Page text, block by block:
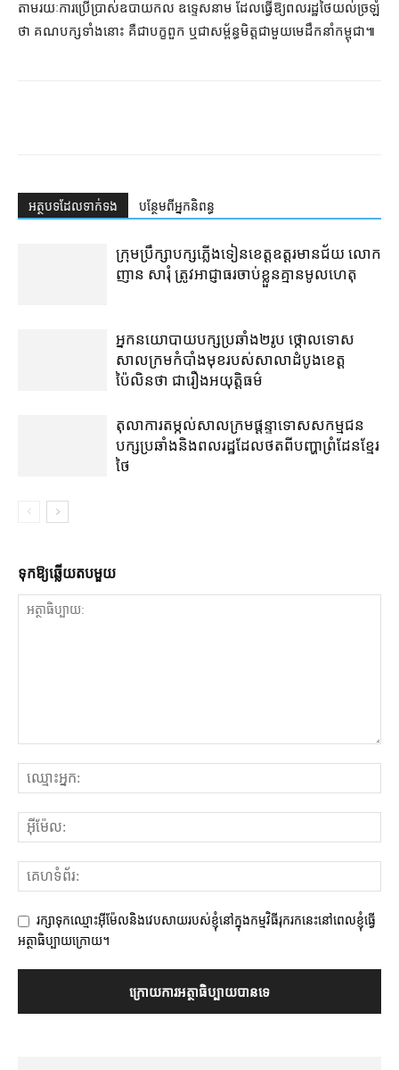
តាមរយៈ​ការ​ប្រើប្រាស់​ឧបាយកល ឧទ្ទេសនាម ដែល​ធ្វើ​ឱ្យ​ពលរដ្ឋ​ថៃ​យល់​ច្រឡំ​
ថា គណបក្ស​ទាំងនោះ គឺជា​បក្ខពួក ឬ​ជា​សម្ព័ន្ធមិត្ត​ជាមួយ​មេដឹកនាំ​កម្ពុជា៕
អត្ថបទ​ដែល​ទាក់ទង បន្ថែម​ពី​អ្នកនិពន្ធ
ក្រុមប្រឹក្សា​បក្ស​ភ្លើងទៀន​ខេត្ត​ឧត្ដរមានជ័យ លោក
ញាន សារុំ ត្រូវ​អាជ្ញាធរ​ចាប់ខ្លួន​គ្មាន​មូលហេតុ
អ្នកនយោបាយ​បក្ស​ប្រឆាំង​២​រូប ថ្កោលទោស​
សាលក្រម​កំបាំងមុខ​របស់​សាលាដំបូង​ខេត្ត​
ប៉ៃលិន​ថា ជា​រឿង​អយុត្តិធម៌
តុលាការ​តម្កល់​សាលក្រម​ផ្ដន្ទាទោស​សកម្មជន​
បក្ស​ប្រឆាំង​និង​ពលរដ្ឋ​ដែល​ថត​ពី​បញ្ហា​ព្រំដែន​ខ្មែរ​
ថៃ
ទុក​ឱ្យ​ឆ្លើយ​តប​មួយ
រក្សាទុកឈ្មោះអ៊ីម៉ែលនិងវេបសាយរបស់ខ្ញុំនៅក្នុងកម្មវិធីរុករកនេះនៅពេលខ្ញុំធ្វើ
អត្ថាធិប្បាយក្រោយ។